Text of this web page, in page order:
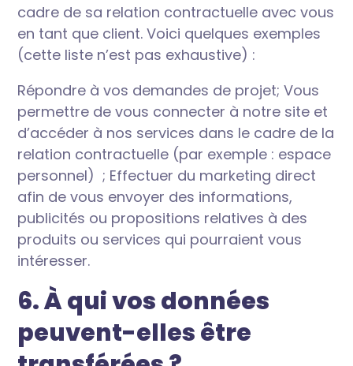
cadre de sa relation contractuelle avec vous
en tant que client. Voici quelques exemples
(cette liste n’est pas exhaustive) :
Répondre à vos demandes de projet; Vous
permettre de vous connecter à notre site et
d’accéder à nos services dans le cadre de la
relation contractuelle (par exemple : espace
personnel) ; Effectuer du marketing direct
afin de vous envoyer des informations,
publicités ou propositions relatives à des
produits ou services qui pourraient vous
intéresser.
6. À qui vos données
peuvent-elles être